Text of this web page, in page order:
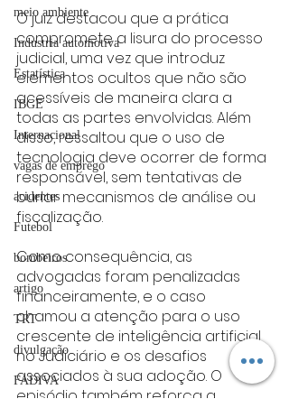
meio ambiente
Industria automotiva
Estatística
IBGE
Internacional
vagas de emprego
acidentes
Futebol
bombeiros
artigo
TRT
divulgação
FADIVA
O juiz destacou que a prática
compromete a lisura do processo
judicial, uma vez que introduz
elementos ocultos que não são
acessíveis de maneira clara a
todas as partes envolvidas. Além
disso, ressaltou que o uso de
tecnologia deve ocorrer de forma
responsável, sem tentativas de
burlar mecanismos de análise ou
fiscalização.
Como consequência, as
advogadas foram penalizadas
financeiramente, e o caso
chamou a atenção para o uso
crescente de inteligência artificial
no Judiciário e os desafios
associados à sua adoção. O
episódio também reforça a